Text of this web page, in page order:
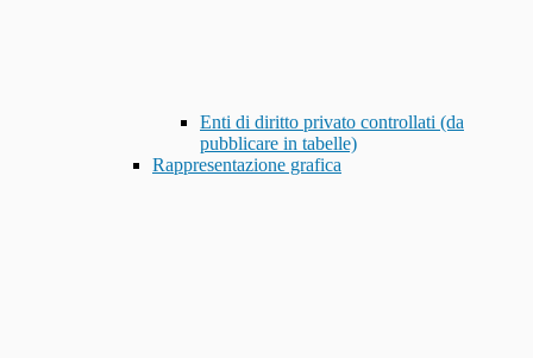
Enti di diritto privato controllati (da
pubblicare in tabelle)
Rappresentazione grafica